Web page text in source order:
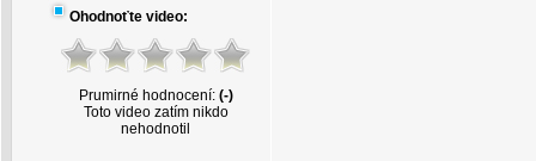
Ohodnoťte video:
Prumirné hodnocení: (-)
Toto video zatím nikdo
nehodnotil